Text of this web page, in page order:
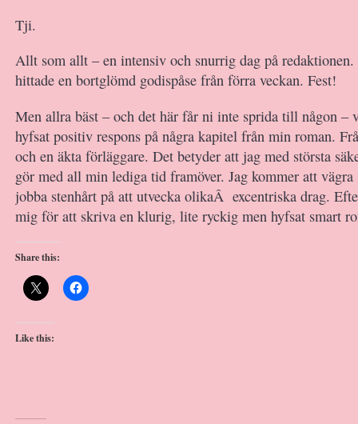
Tji.
Allt som allt – en intensiv och snurrig dag på redaktionen.
hittade en bortglömd godispåse från förra veckan. Fest!
Men allra bäst – och det här får ni inte sprida till någon –
hyfsat positiv respons på några kapitel från min roman.
och en äkta förläggare. Det betyder att jag med största
gör med all min lediga tid framöver. Jag kommer att
jobba stenhårt på att utvecka olikaÂ excentriska drag.
mig för att skriva en klurig, lite ryckig men hyfsat smart
Share this:
Like this: